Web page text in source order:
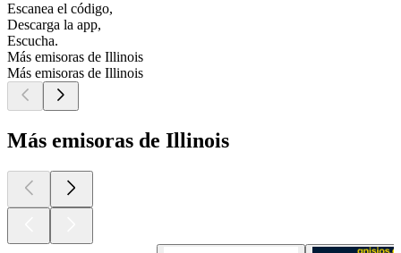
Escanea el código,
Descarga la app,
Escucha.
Más emisoras de Illinois
Más emisoras de Illinois
Más emisoras de Illinois